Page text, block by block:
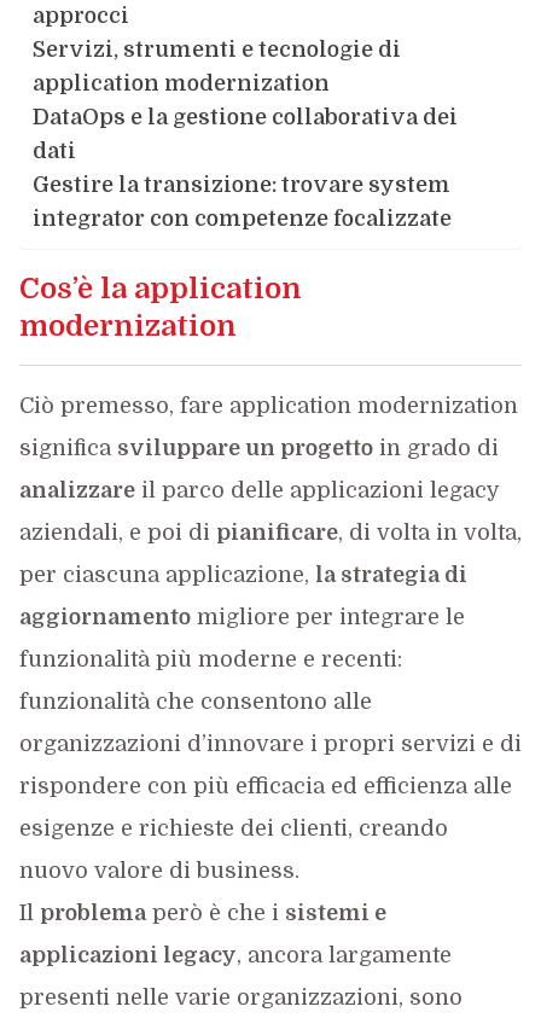
approcci
Servizi, strumenti e tecnologie di
application modernization
DataOps e la gestione collaborativa dei
dati
Gestire la transizione: trovare system
integrator con competenze focalizzate
Cos’è la application
modernization
Ciò premesso, fare application modernization
significa sviluppare un progettoin grado di
analizzareil parco delle applicazioni legacy
aziendali, e poi di pianificare, di volta in volta,
per ciascuna applicazione, la strategia di
aggiornamentomigliore per integrare le
funzionalità più moderne e recenti:
funzionalità che consentono alle
organizzazioni d’innovare i propri servizi e di
rispondere con più efficacia ed efficienza alle
esigenze e richieste dei clienti, creando
nuovo valore di business.
Il problemaperò è che i sistemi e
applicazioni legacy, ancora largamente
presenti nelle varie organizzazioni, sono